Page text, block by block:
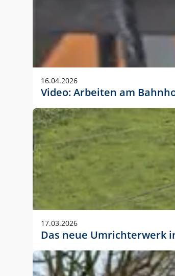
Anwendungsgröße im Layout:
Die Logohöhe beträgt 4 – 10 % der
folgende fest definierte
DIN A3 – 15 mm hoch (5 %)
DIN A1 – 39 mm hoch (5 %)
DIN lang – 10 mm hoch (5 %)
1080 x 1080 px – 78 px hoch
In Ausnahmefällen darf das Logo
stets der vorherigen Absprache mit
16.04.2026
Video: Arbeiten am
17.03.2026
Das neue Umrichterwerk